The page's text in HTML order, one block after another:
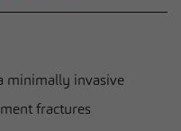
minimally invasive
fractures